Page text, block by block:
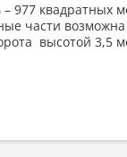
977 квадратных
части
высотой 3,5